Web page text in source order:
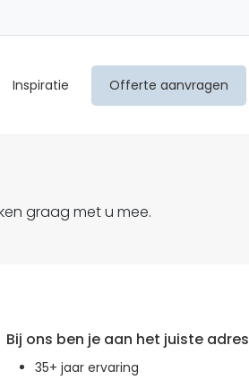
Inspiratie Offerte aanvragen
graag met u mee.
Bij ons ben je aan het juiste adres
35+ jaar ervaring